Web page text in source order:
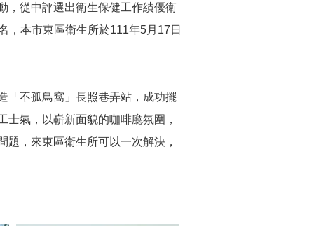
，從中評選出衛生保健工作績優衛
，本市東區衛生所於111年5月17日
「不孤鳥窩」長照巷弄站，成功擺
氣，以嶄新面貌的咖啡廳氛圍，
，來東區衛生所可以一次解決，